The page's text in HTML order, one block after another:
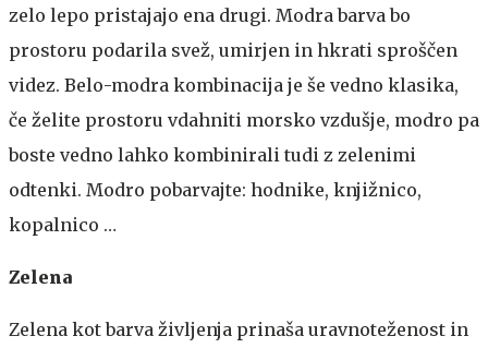
zelo lepo pristajajo ena drugi. Modra barva bo
prostoru podarila svež, umirjen in hkrati sproščen
videz. Belo-modra kombinacija je še vedno klasika,
če želite prostoru vdahniti morsko vzdušje, modro pa
boste vedno lahko kombinirali tudi z zelenimi
odtenki. Modro pobarvajte: hodnike, knjižnico,
kopalnico …
Zelena
Zelena kot barva življenja prinaša uravnoteženost in